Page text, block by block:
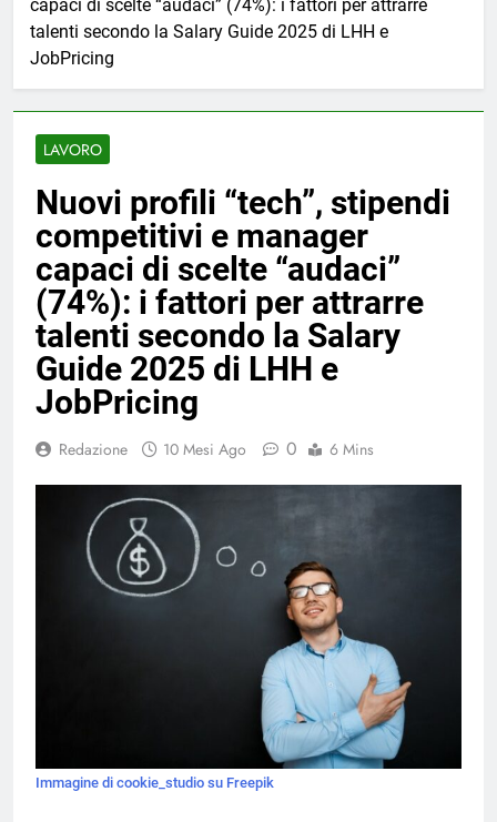
capaci di scelte “audaci” (74%): i fattori per attrarre
talenti secondo la Salary Guide 2025 di LHH e
JobPricing
LAVORO
Nuovi profili “tech”, stipendi
competitivi e manager
capaci di scelte “audaci”
(74%): i fattori per attrarre
talenti secondo la Salary
Guide 2025 di LHH e
JobPricing
Redazione 10 Mesi Ago 0 6 Mins
Immagine di cookie_studio su Freepik